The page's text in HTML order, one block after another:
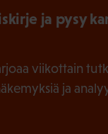
ja pysy
viikottain
ja